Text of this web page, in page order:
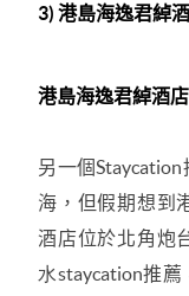
3)港島海逸君綽
港島海逸君綽酒
另一個Staycation
海，但假期想到
酒店位於北角炮
水staycation推薦